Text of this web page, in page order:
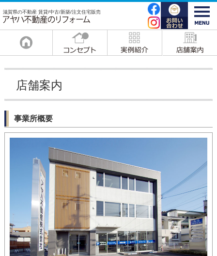
滋賀県の不動産 賃貸/中古/新築/注文住宅販売
店舗案内
事業所概要